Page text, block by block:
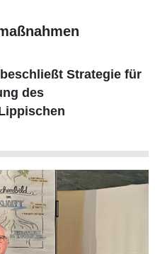
Strategie für
des